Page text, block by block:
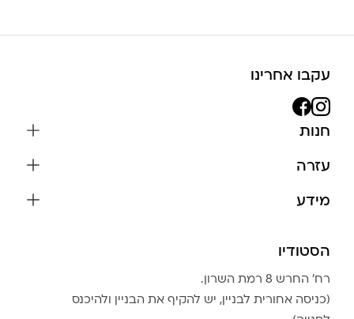
עקבו אחרינו
חנות
צמידים
בגדים
אביזרים
גברים
עזרה
צור קשר
מידע
שמירה על התכשיטים
הצהרת נגישות
טבלת מידות טבעות
הסטודיו
רח׳ החרש 8 רמת השרון.
(כניסה אחורית לבניין, יש להקיף את הבניין ולהיכנס